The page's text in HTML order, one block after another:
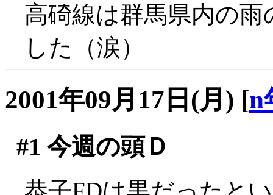
高碕線は群馬県内の
した（涙）
2001年09月17日(月) [n
#1 今週の頭Ｄ